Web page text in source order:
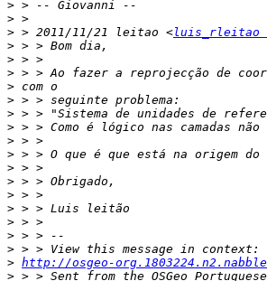
>
>
> > 2011/11/21 leitao <luis_rleitao
>
>
>
>
>
>
>
>
>
>
>
>
>
>
>
>
> http://osgeo-
>